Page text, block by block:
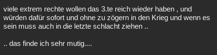
viele extrem rechte wollen das 3.te reich wieder haben , und
würden dafür sofort und ohne zu zögern in den Krieg und wenn es
sein muss auch in die letzte schlacht ziehen ..
.. das finde ich sehr mutig....